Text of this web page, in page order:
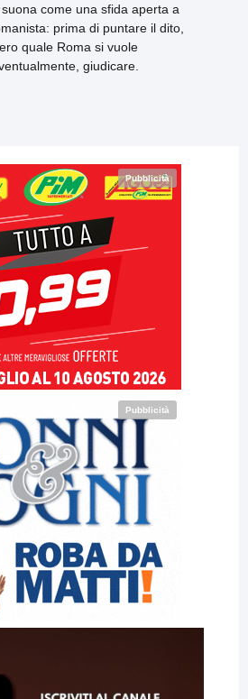
come una sfida aperta a
prima di puntare il dito,
quale Roma si vuole
giudicare.
Pubblicità
Pubblicità